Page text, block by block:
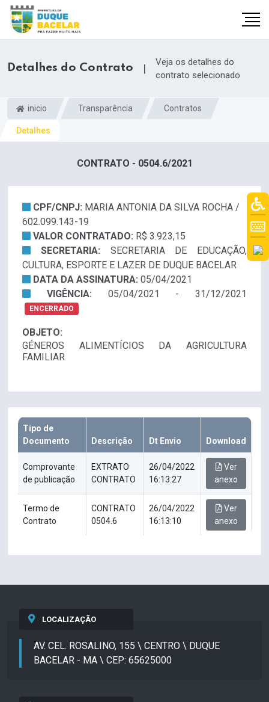
Detalhes do Contrato |
Veja os detalhes do
contrato selecionado
inicio Transparência Contratos
Detalhes
CONTRATO - 0504.6/2021
CPF/CNPJ: MARIA ANTONIA DA SILVA ROCHA /
602.099.143-19
VALOR CONTRATADO: R$ 3.923,15
SECRETARIA: SECRETARIA DE EDUCAÇÃO,
CULTURA, ESPORTE E LAZER DE DUQUE BACELAR
DATA DA ASSINATURA: 05/04/2021
VIGÊNCIA: 05/04/2021 - 31/12/2021
ENCERRADO
OBJETO:
GÉNEROS ALIMENTÍCIOS DA AGRICULTURA
FAMILIAR
Tipo de
Documento
Descrição Dt Envio Download
Comprovante
de publicação
EXTRATO
CONTRATO
26/04/2022
16:13:27
Ver
anexo
Termo de
Contrato
CONTRATO
0504.6
26/04/2022
16:13:10
Ver
anexo
LOCALIZAÇÃO
AV. CEL. ROSALINO, 155 \ CENTRO \ DUQUE
BACELAR - MA \ CEP: 65625000